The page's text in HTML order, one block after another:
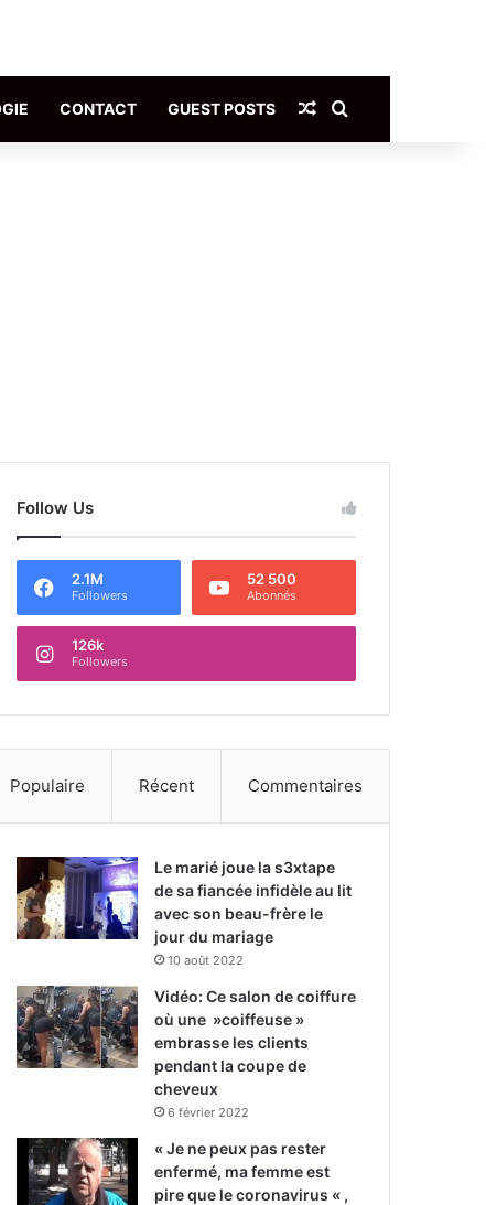
CONTACT GUEST POSTS Article Aléatoire
Follow Us
2.1M
Followers
52 500
Abonnés
126k
Followers
Populaire Récent Commentaires
Le marié joue la s3xtape
de sa fiancée infidèle au lit
avec son beau-frère le
jour du mariage
10 août 2022
Vidéo: Ce salon de coiffure
où une »coiffeuse »
embrasse les clients
pendant la coupe de
cheveux
6 février 2022
« Je ne peux pas rester
enfermé, ma femme est
pire que le coronavirus « ,